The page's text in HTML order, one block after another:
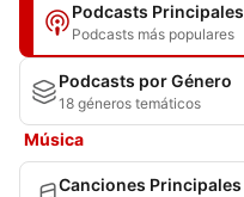
Podcasts Principales
Podcasts más populares
Podcasts por Género
18 géneros temáticos
Música
Canciones Principales